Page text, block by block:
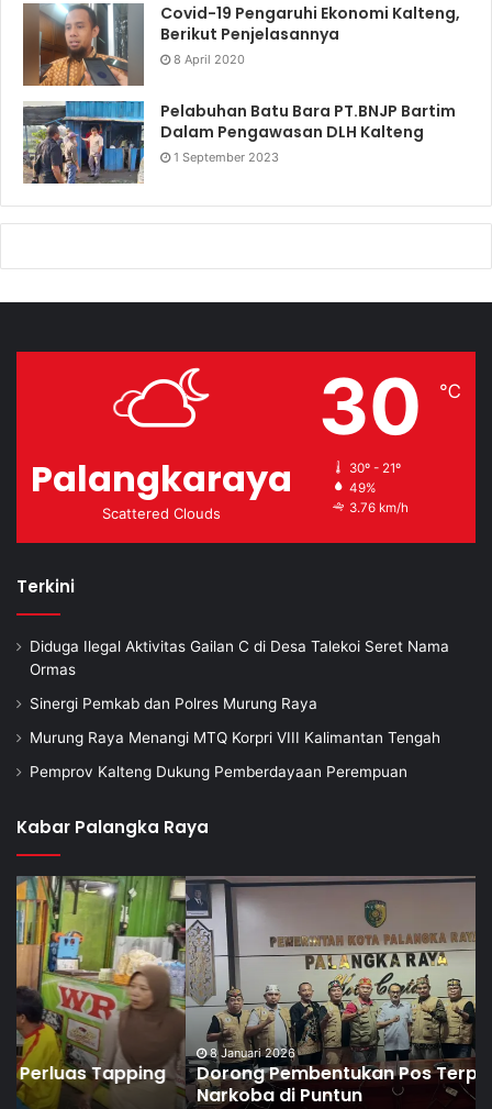
Covid-19 Pengaruhi Ekonomi Kalteng,
Berikut Penjelasannya
8 April 2020
Pelabuhan Batu Bara PT.BNJP Bartim
Dalam Pengawasan DLH Kalteng
1 September 2023
Palangkaraya
Scattered Clouds
30 ℃
30º - 21º
49%
3.76 km/h
Terkini
Diduga Ilegal Aktivitas Gailan C di Desa Talekoi Seret Nama
Ormas
Sinergi Pemkab dan Polres Murung Raya
Murung Raya Menangi MTQ Korpri VIII Kalimantan Tengah
Pemprov Kalteng Dukung Pemberdayaan Perempuan
Kabar Palangka Raya
8 Januari 2026
Dorong Pembentukan Pos Terpadu Berantas
Narkoba di Puntun